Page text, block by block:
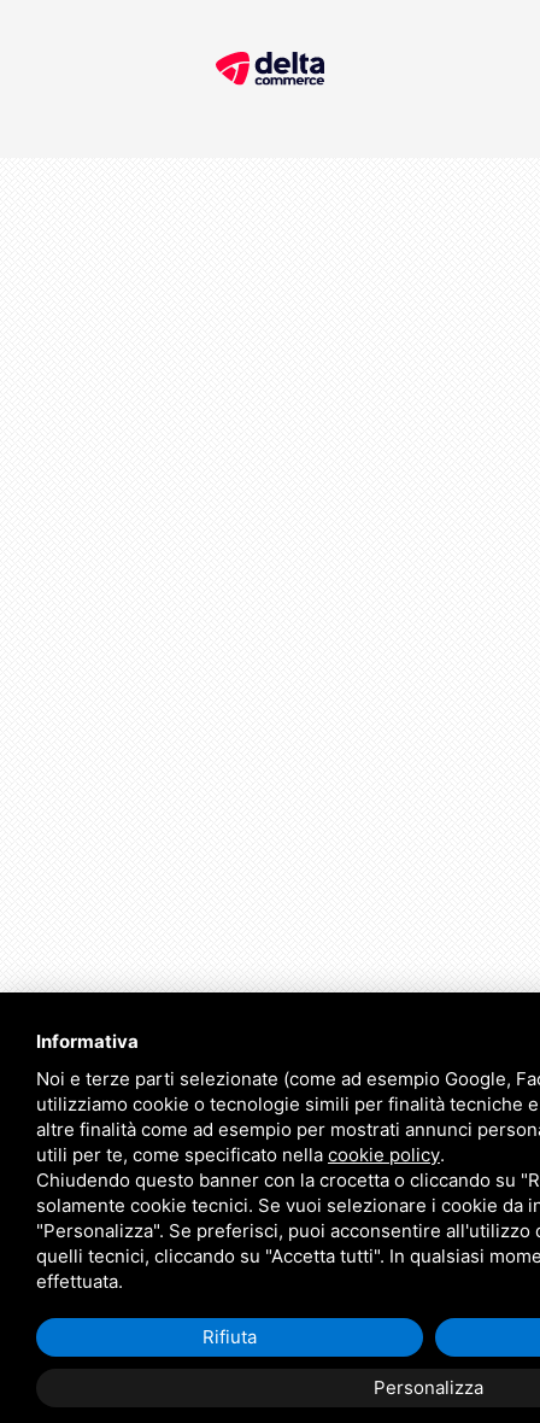
Informativa
Noi e terze parti selezionate (come ad esempio Google,
utilizziamo cookie o tecnologie simili per finalità tecniche
altre finalità come ad esempio per mostrati annunci
utili per te, come specificato nella cookie policy.
Chiudendo questo banner con la crocetta o cliccando su
solamente cookie tecnici. Se vuoi selezionare i cookie da
"Personalizza". Se preferisci, puoi acconsentire
quelli tecnici, cliccando su "Accetta tutti". In qualsiasi
effettuata.
Personalizza
Rifiuta